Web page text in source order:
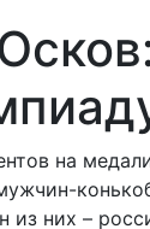
на
из них –